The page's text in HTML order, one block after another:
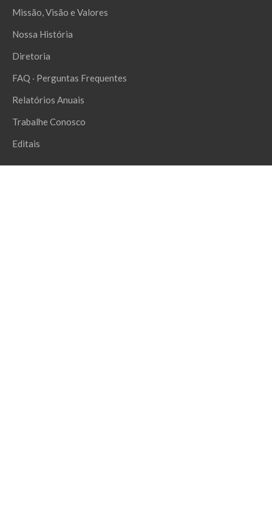
Missão, Visão e Valores
Nossa História
Diretoria
FAQ ‧ Perguntas Frequentes
Relatórios Anuais
Trabalhe Conosco
Editais